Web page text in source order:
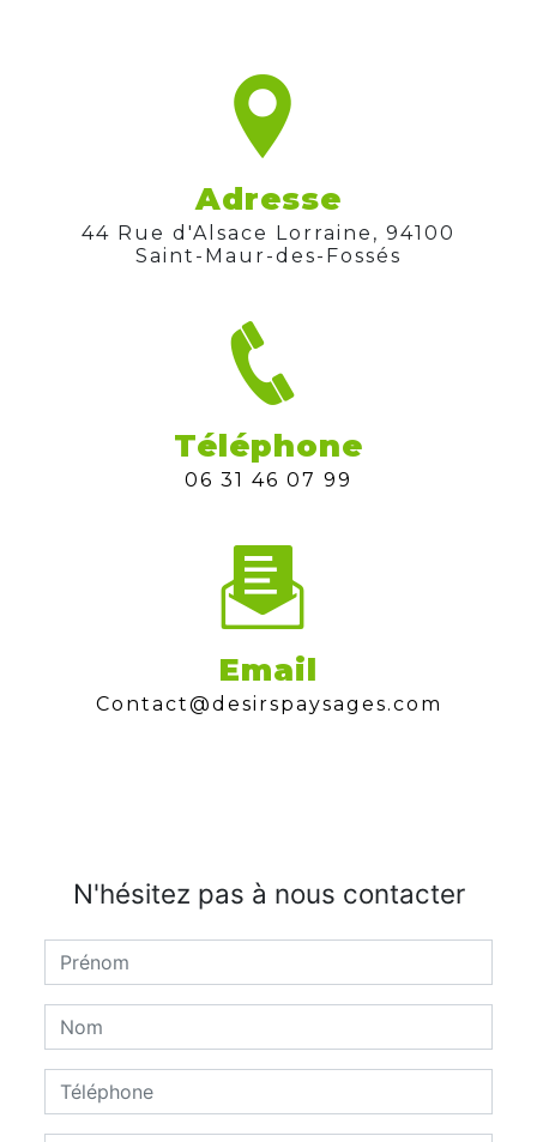
Adresse
44 Rue d'Alsace Lorraine, 94100
Saint-Maur-des-Fossés
Téléphone
06 31 46 07 99
Email
contact@desirspaysages.com
N'hésitez pas à nous contacter